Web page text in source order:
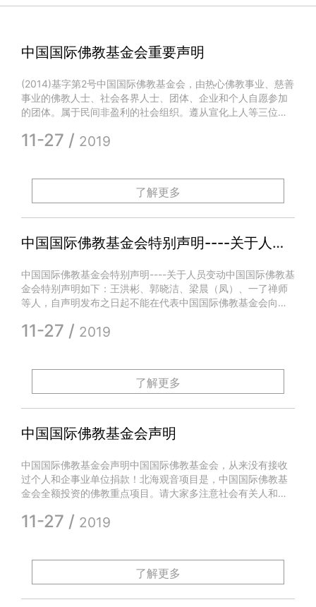
中国国际佛教基金会重要声明
(2014)基字第2号中国国际佛教基金会，由热心佛教事业、慈善
事业的佛教人士、社会各界人士、团体、企业和个人自愿参加
的团体。属于民间非盈利的社会组织。遵从宣化上人等三位佛
11-27 / 2019
了解更多
中国国际佛教基金会特别声明----关于人员变动
中国国际佛教基金会特别声明----关于人员变动中国国际佛教基
金会特别声明如下：王洪彬、郭晓洁、梁晨（凤）、一了禅师
等人，自声明发布之日起不能在代表中国国际佛教基金会向社
11-27 / 2019
了解更多
中国国际佛教基金会声明
中国国际佛教基金会声明中国国际佛教基金会，从来没有接收
过个人和企事业单位捐款！北海观音项目是，中国国际佛教基
金会全额投资的佛教重点项目。请大家多注意社会有关人和单
11-27 / 2019
了解更多